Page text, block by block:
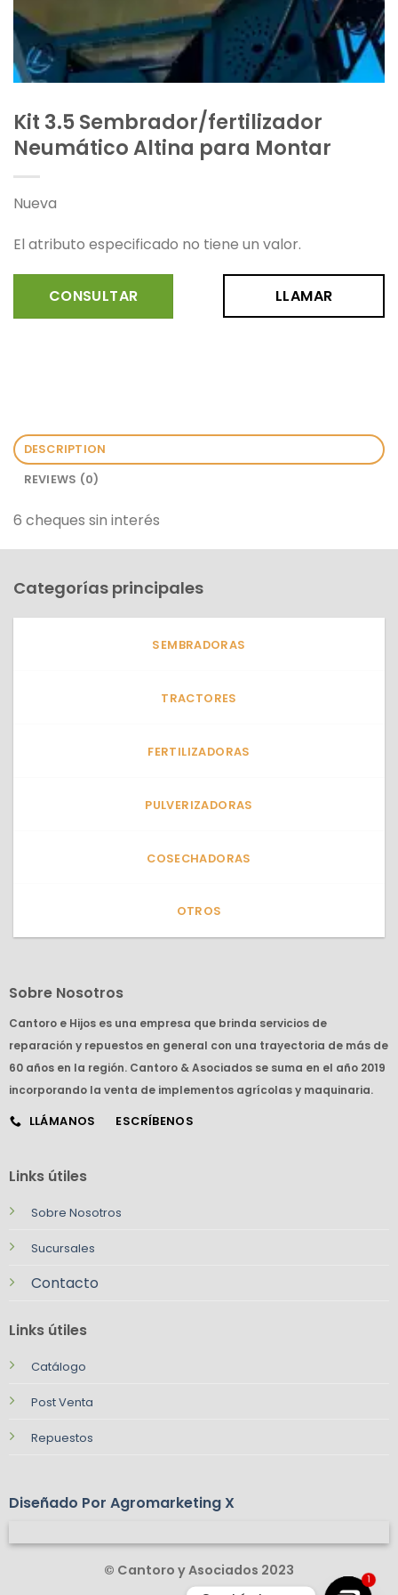
Kit 3.5 Sembrador/fertilizador
Neumático Altina para Montar
Nueva
El atributo especificado no tiene un valor.
CONSULTAR LLAMAR
DESCRIPTION
REVIEWS (0)
6 cheques sin interés
Categorías principales
SEMBRADORAS
TRACTORES
FERTILIZADORAS
PULVERIZADORAS
COSECHADORAS
OTROS
Sobre Nosotros
Cantoro e Hijos es una empresa que brinda servicios de
reparación y repuestos en general con una trayectoria de más de
60 años en la región. Cantoro & Asociados se suma en el año 2019
incorporando la venta de implementos agrícolas y maquinaria.
LLÁMANOS ESCRÍBENOS
Links útiles
Sobre Nosotros
Sucursales
Contacto
Links útiles
Catálogo
Post Venta
Repuestos
Diseñado Por Agromarketing X
© Cantoro y Asociados 2023
1